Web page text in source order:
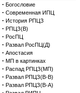
· Богословие
· Современная ИПЦ
· История РПЦЗ
· РПЦЗ(В)
· РосПЦ
· Развал РосПЦ(Д)
· Апостасия
· МП в картинках
· Распад РПЦЗ(МП)
· Развал РПЦЗ(В-В)
· Развал РПЦЗ(В-А)